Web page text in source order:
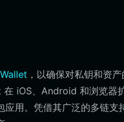
，以确保对私钥和资
在 iOS、Android 和浏览器
应用。凭借其广泛的多链支